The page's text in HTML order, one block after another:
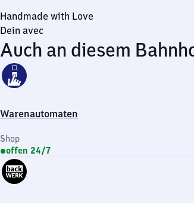
Handmade with Love
Dein avec
Auch an diesem
Warenautomaten
Shop
offen 24/7